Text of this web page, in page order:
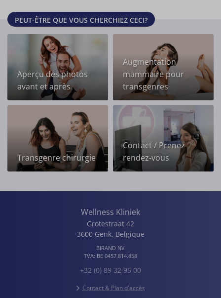
PEUT-ÊTRE QUE VOUS CHERCHIEZ CECI?
Aperçu des photos
avant et après
Augmentation
mammaire pour
transgenres
Transgenre chirurgie
Contact / Prenez
rendez-vous
Wellness Kliniek
Grotestraat 42
3600 Genk, Belgique
BIRAND NV
TVA: BE 0457.814.858
+32 (0) 89 32 95 00
Contact & Plan d'accès